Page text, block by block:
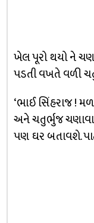
ખેલ પૂરો થયો ને
પડતી વખતે વળી
‘ભાઈ સિંહરાજ !
અને ચતુર્ભુજ
પણ ઘર બતાવશે.